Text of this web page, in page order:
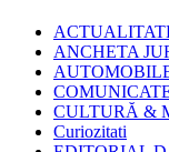
ANCHETA
CULTURĂ &
Curiozitati